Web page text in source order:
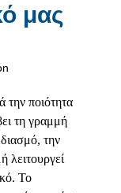
μας
την ποιότητα
τη γραμμή
την
λειτουργεί
Το